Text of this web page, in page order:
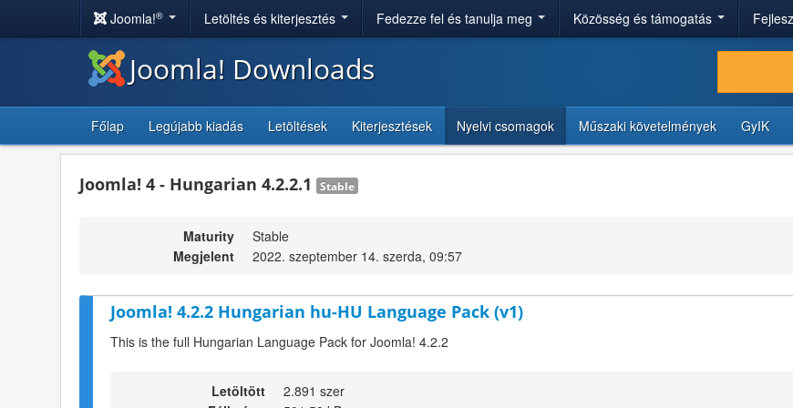
Joomla!® Letöltés és kiterjesztés Fedezze fel és tanulja meg Közösség és támogatás
Joomla! Downloads
Főlap Legújabb kiadás Letöltések Kiterjesztések Nyelvi csomagok Műszaki követelmények GyIK
Joomla! 4 - Hungarian 4.2.2.1 Stable
Maturity
Stable
Megjelent
2022. szeptember 14. szerda, 09:57
Joomla! 4.2.2 Hungarian hu-HU Language Pack (v1)
This is the full Hungarian Language Pack for Joomla! 4.2.2
Letöltött
2.891 szer